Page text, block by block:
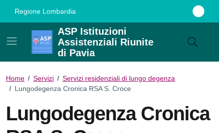
Regione Lombardia
ASP Istituzioni
Assistenziali Riunite
di Pavia
Home / Servizi / Servizi residenziali di lungo degenza
/ Lungodegenza Cronica RSA S. Croce
Lungodegenza Cronica